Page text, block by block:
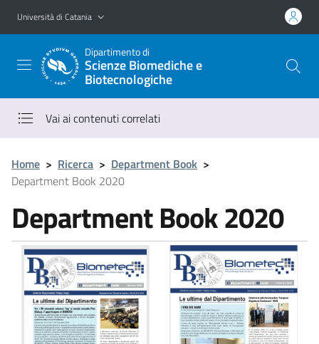
Vai al contenuto principale
Vai al menu di navigazione
Università di Catania
Dipartimento di
Scienze Biomediche e
Biotecnologiche
Vai ai contenuti correlati
Home > Ricerca > Department Book >
Department Book 2020
Department Book 2020